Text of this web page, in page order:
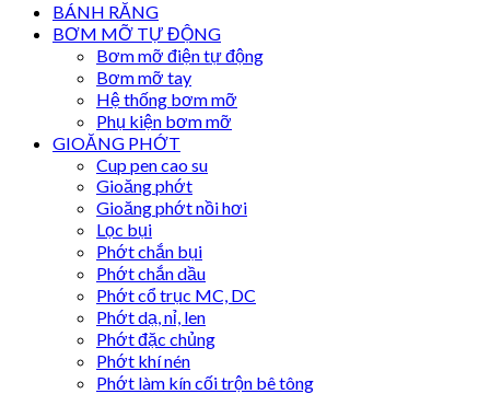
BÁNH RĂNG
BƠM MỠ TỰ ĐỘNG
Bơm mỡ điện tự động
Bơm mỡ tay
Hệ thống bơm mỡ
Phụ kiện bơm mỡ
GIOĂNG PHỚT
Cup pen cao su
Gioăng phớt
Gioăng phớt nồi hơi
Lọc bụi
Phớt chắn bụi
Phớt chắn dầu
Phớt cổ trục MC, DC
Phớt dạ, nỉ, len
Phớt đặc chủng
Phớt khí nén
Phớt làm kín cối trộn bê tông